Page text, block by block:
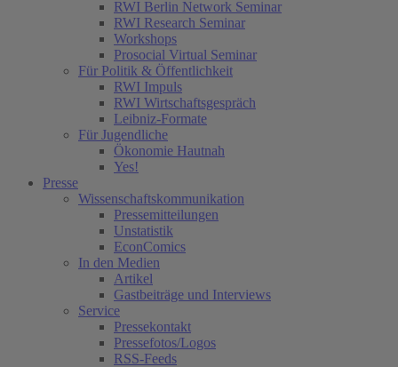
RWI Berlin Network Seminar
RWI Research Seminar
Workshops
Prosocial Virtual Seminar
Für Politik & Öffentlichkeit
RWI Impuls
RWI Wirtschaftsgespräch
Leibniz-Formate
Für Jugendliche
Ökonomie Hautnah
Yes!
Presse
Wissenschaftskommunikation
Pressemitteilungen
Unstatistik
EconComics
In den Medien
Artikel
Gastbeiträge und Interviews
Service
Pressekontakt
Pressefotos/Logos
RSS-Feeds